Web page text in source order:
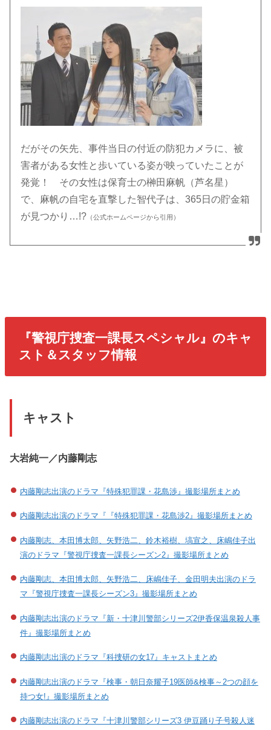
だがその矢先、事件当日の付近の防犯カメラに、被
害者がある女性と歩いている姿が映っていたことが
発覚！ その女性は保育士の榊田麻帆（芦名星）
で、麻帆の自宅を直撃した智代子は、365日の貯金箱
が見つかり…!? （公式ホームページから引用）
『警視庁捜査一課長スペシャル』のキャ
スト＆スタッフ情報
キャスト
大岩純一／内藤剛志
内藤剛志出演のドラマ『特殊犯罪課・花島渉』撮影場所まとめ
内藤剛志出演のドラマ『『特殊犯罪課・花島渉2』撮影場所まとめ
内藤剛志、本田博太郎、矢野浩二、鈴木裕樹、塙宣之、床嶋佳子出
演のドラマ『警視庁捜査一課長シーズン2』撮影場所まとめ
内藤剛志、本田博太郎、矢野浩二、床嶋佳子、金田明夫出演のドラ
マ『警視庁捜査一課長シーズン3』撮影場所まとめ
内藤剛志出演のドラマ『新・十津川警部シリーズ2伊香保温泉殺人事
件』撮影場所まとめ
内藤剛志出演のドラマ『科捜研の女17』キャストまとめ
内藤剛志出演のドラマ『検事・朝日奈耀子19医師&検事～2つの顔を
持つ女!』撮影場所まとめ
内藤剛志出演のドラマ『十津川警部シリーズ3 伊豆踊り子号殺人迷